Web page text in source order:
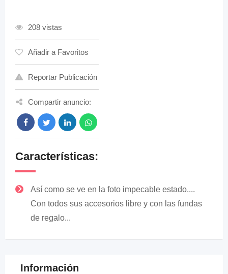
208 vistas
Añadir a Favoritos
Reportar Publicación
Compartir anuncio:
Características:
Así como se ve en la foto impecable estado....
Con todos sus accesorios libre y con las fundas
de regalo...
Información